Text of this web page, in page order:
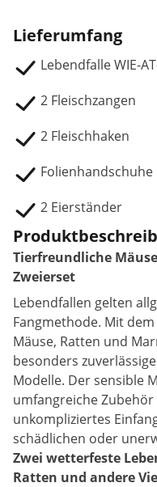
Lieferumfang
Lebendfalle WIE-
2 Fleischzangen
2 Fleischhaken
Folienhandschuhe
2 Eierständer
Tierfreundliche
Zweierset
Lebendfallen gelten
Fangmethode. Mit
Mäuse, Ratten und
besonders
Modelle. Der sensible
umfangreiche
unkompliziertes
schädlichen oder
Zwei wetterfeste
Ratten und andere